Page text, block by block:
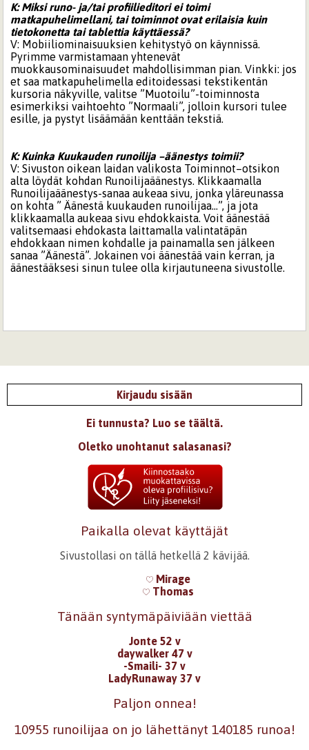
K: Miksi runo- ja/tai profiilieditori ei toimi
matkapuhelimellani, tai toiminnot ovat erilaisia kuin
tietokonetta tai tablettia käyttäessä?
V: Mobiiliominaisuuksien kehitystyö on käynnissä.
Pyrimme varmistamaan yhtenevät
muokkausominaisuudet mahdollisimman pian. Vinkki: jos
et saa matkapuhelimella editoidessasi tekstikentän
kursoria näkyville, valitse ”Muotoilu”-toiminnosta
esimerkiksi vaihtoehto ”Normaali”, jolloin kursori tulee
esille, ja pystyt lisäämään kenttään tekstiä.
K: Kuinka Kuukauden runoilija –äänestys toimii?
V: Sivuston oikean laidan valikosta Toiminnot–otsikon
alta löydät kohdan Runoilijaäänestys. Klikkaamalla
Runoilijaäänestys-sanaa aukeaa sivu, jonka yläreunassa
on kohta ” Äänestä kuukauden runoilijaa...”, ja jota
klikkaamalla aukeaa sivu ehdokkaista. Voit äänestää
valitsemaasi ehdokasta laittamalla valintatäpän
ehdokkaan nimen kohdalle ja painamalla sen jälkeen
sanaa ”Äänestä”. Jokainen voi äänestää vain kerran, ja
äänestääksesi sinun tulee olla kirjautuneena sivustolle.
Kirjaudu sisään
Ei tunnusta? Luo se täältä.
Oletko unohtanut salasanasi?
Paikalla olevat käyttäjät
Sivustollasi on tällä hetkellä 2 kävijää.
Mirage
Thomas
Tänään syntymäpäiviään viettää
Jonte 52 v
daywalker 47 v
-Smaili- 37 v
LadyRunaway 37 v
Paljon onnea!
10955 runoilijaa on jo lähettänyt 140185 runoa!